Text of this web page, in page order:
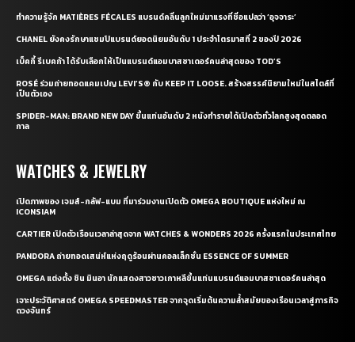
ทำความรู้จัก MATIÈRES FÉCALES แบรนด์คลื่นลูกใหม่มาแรงที่ชื่อแปลว่า ‘อุจจาระ’
CHANEL ยังคงรักษาแชมป์แบรนด์ยอดนิยมอันดับ 1 ประจำไตรมาสที่ 2 ของปี 2026
เบ็คกี้ รีเบคก้า ได้รับเลือกให้เป็นแบรนด์แอมบาสซาเดอร์คนล่าสุดของ TOD’S
ROSÉ ร่วมถ่ายทอดแคมเปญ LEVI’S® กับ KEEP IT LOOSE. สร้างสรรค์นิยามใหม่ในสไตล์ที่
เป็นตัวเอง
SPIDER-MAN: BRAND NEW DAY ขึ้นแท่นอันดับ 2 หนังทำรายได้เปิดตัวทั่วโลกสูงสุดตลอด
กาล
WATCHES & JEWELRY
เปิดภาพของ เจมส์-กลัฟ-แบม ที่มาร่วมงานเปิดตัว OMEGA BOUTIQUE แห่งใหม่ ณ
ICONSIAM
CARTIER เปิดตัวเรือนเวลาล่าสุดจาก WATCHES & WONDERS 2026 ครั้งแรกในประเทศไทย
PANDORA ถ่ายทอดเสน่ห์แห่งฤดูร้อนผ่านคอลเล็กชั่น ESSENCE OF SUMMER
OMEGA แต่งตั้ง ชิน มินอา นักแสดงสาวชาวเกาหลีขึ้นแท่นแบรนด์แอมบาสซาเดอร์คนล่าสุด
เจาะประวัติศาสตร์ OMEGA SPEEDMASTER จากจุดเริ่มต้นความล้ำสมัยของเรือนเวลาสู่ภารกิจ
ดวงจันทร์